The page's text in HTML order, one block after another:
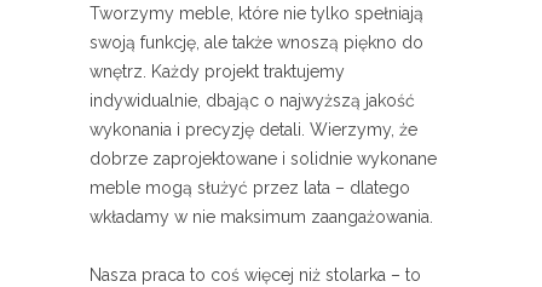
Tworzymy meble, które nie tylko spełniają
swoją funkcję, ale także wnoszą piękno do
wnętrz. Każdy projekt traktujemy
indywidualnie, dbając o najwyższą jakość
wykonania i precyzję detali. Wierzymy, że
dobrze zaprojektowane i solidnie wykonane
meble mogą służyć przez lata – dlatego
wkładamy w nie maksimum zaangażowania.
Nasza praca to coś więcej niż stolarka – to